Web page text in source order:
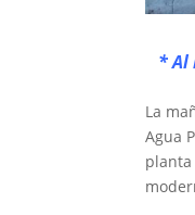
* Al
La
Agua